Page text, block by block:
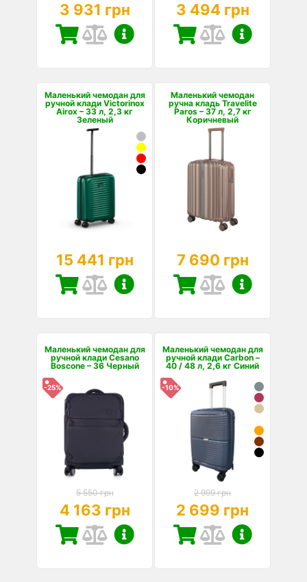
3 931 грн 3 494 грн
Маленький чемодан для
ручной клади Victorinox
Airox – 33 л, 2,3 кг
Зеленый
15 441 грн
Маленький чемодан
ручна кладь Travelite
Paros – 37 л, 2,7 кг
Коричневый
7 690 грн
Маленький чемодан для
ручной клади Cesano
Boscone – 36 Черный
-25%
5 550 грн
4 163 грн
Маленький чемодан для
ручной клади Carbon –
40 / 48 л, 2,6 кг Синий
-10%
2 999 грн
2 699 грн